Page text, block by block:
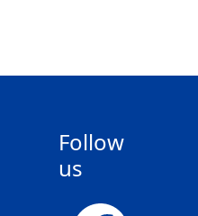
Follow
us